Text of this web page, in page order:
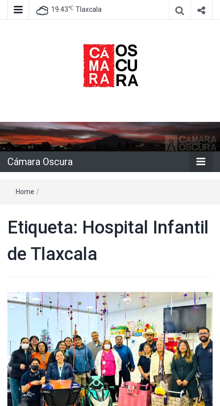
19.43℃ Tlaxcala
Cámara
Oscura
Cámara Oscura
Home /
Etiqueta: Hospital Infantil
de Tlaxcala